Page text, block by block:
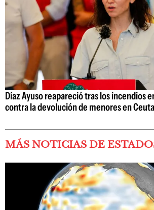
Díaz Ayuso reapareció tras los incendios
contra la devolución de menores en Ceuta
MÁS NOTICIAS DE